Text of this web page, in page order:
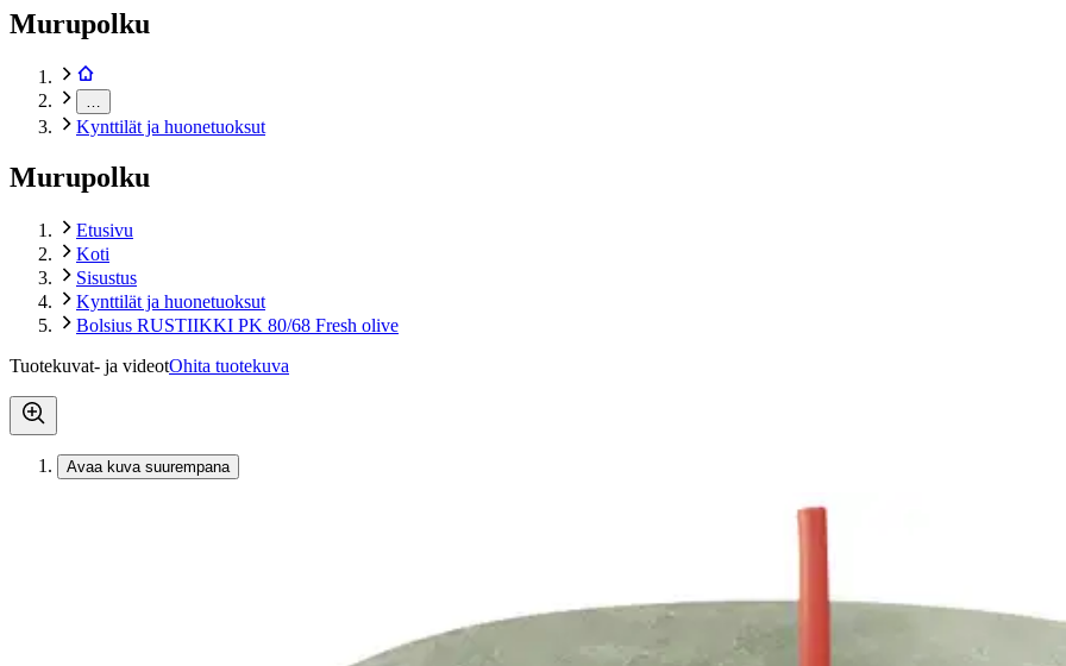
Murupolku
Kynttilät ja huonetuoksut
Murupolku
Etusivu
Koti
Sisustus
Kynttilät ja huonetuoksut
Bolsius RUSTIIKKI PK 80/68 Fresh olive
Tuotekuvat- ja videotOhita tuotekuva
Avaa kuva suurempana
Bolsius RUSTIIKKI PK 80/68 Fresh olive